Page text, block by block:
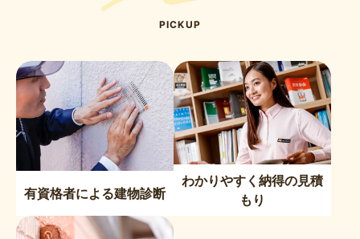
PICKUP
有資格者による建物診断
わかりやすく納得の見積
もり